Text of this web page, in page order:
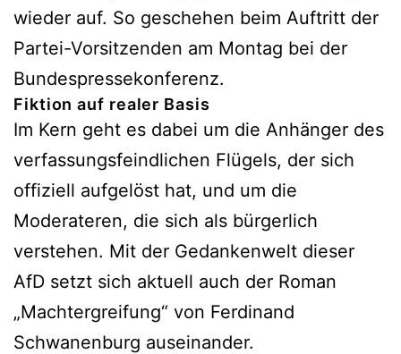
wieder auf. So geschehen beim Auftritt der
Partei-Vorsitzenden am Montag bei der
Bundespressekonferenz.
Fiktion auf realer Basis
Im Kern geht es dabei um die Anhänger des
verfassungsfeindlichen Flügels, der sich
offiziell aufgelöst hat, und um die
Moderateren, die sich als bürgerlich
verstehen. Mit der Gedankenwelt dieser
AfD setzt sich aktuell auch der Roman
„Machtergreifung“ von Ferdinand
Schwanenburg auseinander.